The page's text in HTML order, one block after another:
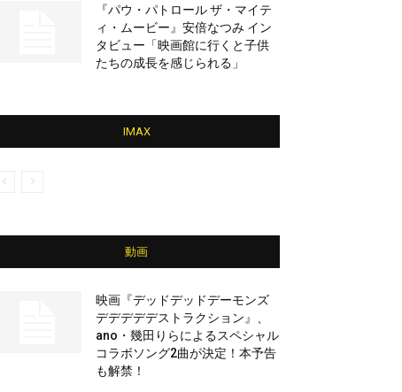
『パウ・パトロール ザ・マイテ
ィ・ムービー』安倍なつみ イン
タビュー「映画館に行くと子供
たちの成長を感じられる」
IMAX
動画
映画『デッドデッドデーモンズ
デデデデデストラクション』、
ano・幾田りらによるスペシャル
コラボソング2曲が決定！本予告
も解禁！